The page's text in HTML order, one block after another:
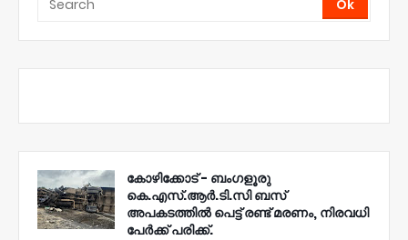
കോഴിക്കോട് - ബംഗളൂരു
കെ.എസ്.ആർ.ടി.സി ബസ്
അപകടത്തിൽ പെട്ട് രണ്ട് മരണം, നിരവധി
പേർക്ക് പരിക്ക്.